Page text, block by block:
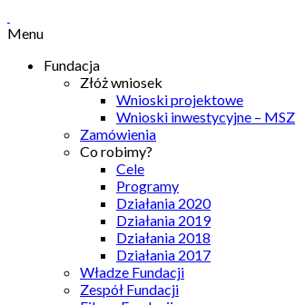
Menu
Fundacja
Złóż wniosek
Wnioski projektowe
Wnioski inwestycyjne – MSZ
Zamówienia
Co robimy?
Cele
Programy
Działania 2020
Działania 2019
Działania 2018
Działania 2017
Władze Fundacji
Zespół Fundacji